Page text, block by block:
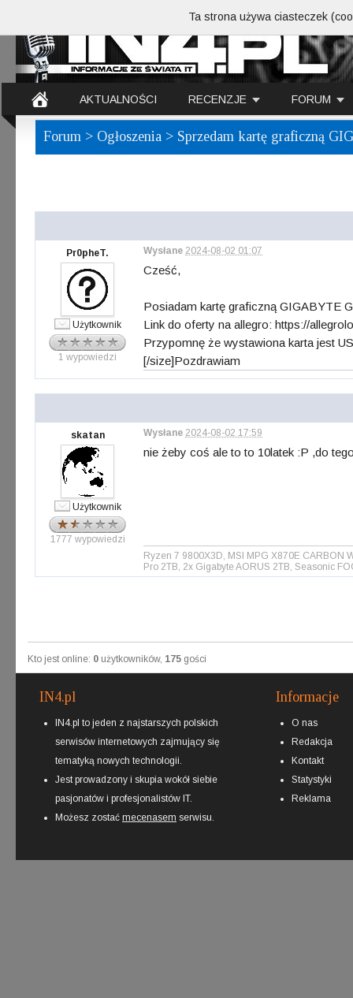
AKTUALNOŚCI RECENZJE FORUM
Forum > Ogłoszenia > Sprzedam kartę graficzną
Pr0pheT.
Użytkownik
1 wypowiedzi
Wysłane 2024-08-02 01:07
Cześć,
Posiadam kartę graficzną GIGABYTE
Link do oferty na allegro: https://
Przypomnę że wystawiona karta jest
[/size]Pozdrawiam
skatan
Użytkownik
1777 wypowiedzi
Wysłane 2024-08-02 17:59
nie żeby coś ale to to 10latek :P ,do
Ryzen 7 9800X3D, MSI MPG X870E CARBON
Pro 2TB, 2x Gigabyte AORUS 2TB, Seasonic
Kto jest online: 0 użytkowników, 175 gości
IN4.pl
IN4.pl to jeden z najstarszych polskich
serwisów internetowych zajmujący się
tematyką nowych technologii.
Jest prowadzony i skupia wokół siebie
pasjonatów i profesjonalistów IT.
Możesz zostać mecenasem serwisu.
Informacje
O nas
Redakcja
Kontakt
Statystyki
Reklama
Ta strona używa ciasteczek